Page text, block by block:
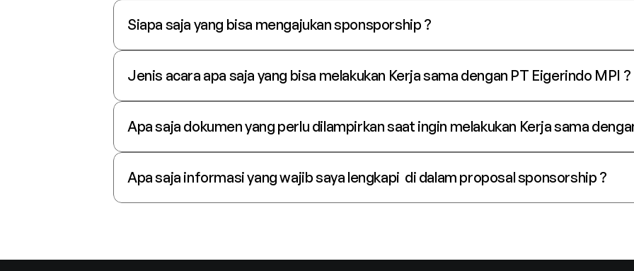
Siapa saja yang bisa mengajukan sponsporship ?
Jenis acara apa saja yang bisa melakukan Kerja sama dengan PT Eigerindo MPI ?
Apa saja dokumen yang perlu dilampirkan saat ingin melakukan Kerja sama
Apa saja informasi yang wajib saya lengkapi  di dalam proposal sponsorship ?